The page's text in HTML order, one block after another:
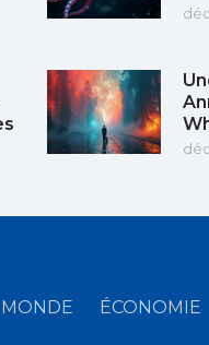
MONDE
ÉCONOMIE